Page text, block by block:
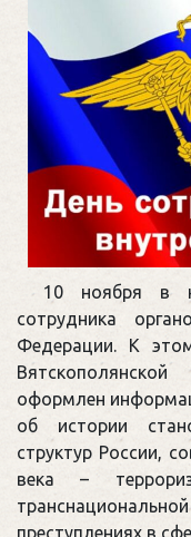
10 ноября в
сотрудника
Федерации. К
оформлен
об истории
структур России,
века –
преступлениях в